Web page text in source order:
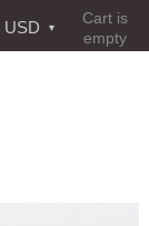
Cart is
empty
USD